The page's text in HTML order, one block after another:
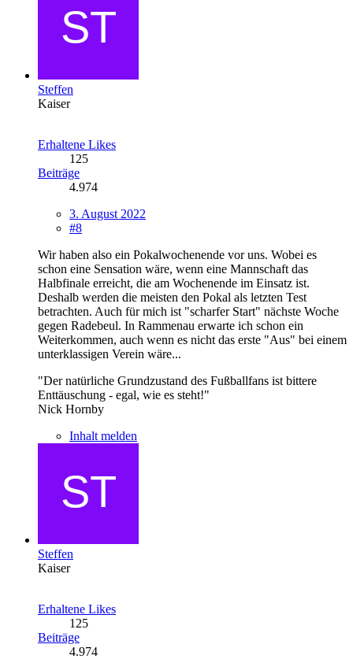
Steffen
Kaiser
Erhaltene Likes
125
Beiträge
4.974
3. August 2022
#8
Wir haben also ein Pokalwochenende vor uns. Wobei es
schon eine Sensation wäre, wenn eine Mannschaft das
Halbfinale erreicht, die am Wochenende im Einsatz ist.
Deshalb werden die meisten den Pokal als letzten Test
betrachten. Auch für mich ist "scharfer Start" nächste Woche
gegen Radebeul. In Rammenau erwarte ich schon ein
Weiterkommen, auch wenn es nicht das erste "Aus" bei einem
unterklassigen Verein wäre...
"Der natürliche Grundzustand des Fußballfans ist bittere
Enttäuschung - egal, wie es steht!"
Nick Hornby
Inhalt melden
Steffen
Kaiser
Erhaltene Likes
125
Beiträge
4.974